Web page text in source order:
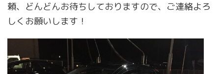
頼、どんどんお待ちしておりますので、ご連絡よろ
しくお願いします！